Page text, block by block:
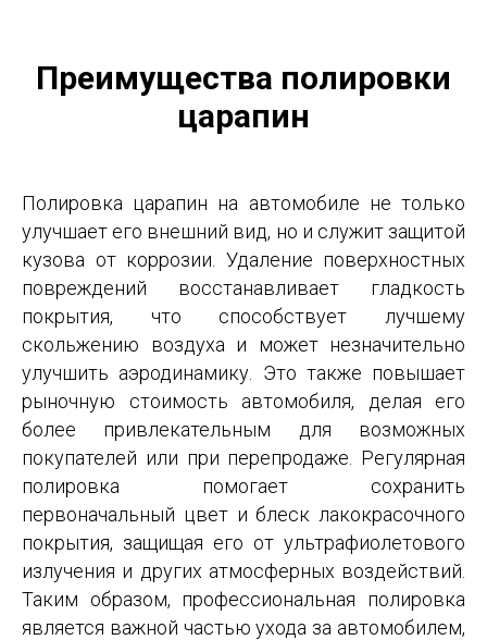
Преимущества полировки
царапин
Полировка царапин на автомобиле не только
улучшает его внешний вид, но и служит защитой
кузова от коррозии. Удаление поверхностных
повреждений восстанавливает гладкость
покрытия, что способствует лучшему
скольжению воздуха и может незначительно
улучшить аэродинамику. Это также повышает
рыночную стоимость автомобиля, делая его
более привлекательным для возможных
покупателей или при перепродаже. Регулярная
полировка помогает сохранить
первоначальный цвет и блеск лакокрасочного
покрытия, защищая его от ультрафиолетового
излучения и других атмосферных воздействий.
Таким образом, профессиональная полировка
является важной частью ухода за автомобилем,